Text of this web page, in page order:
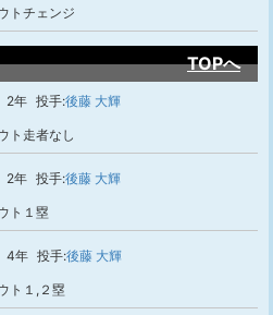
トチェンジ
TOPへ
2年 投手:後藤 大輝
ト走者なし
2年 投手:後藤 大輝
ト１塁
4年 投手:後藤 大輝
ト１,２塁